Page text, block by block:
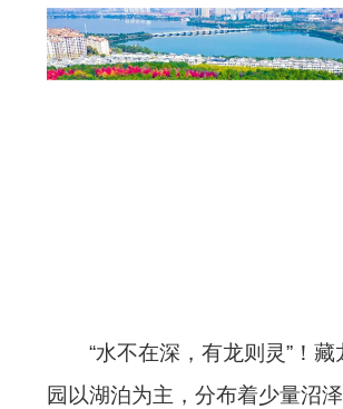
“水不在深，有龙则灵”！
园以湖泊为主，分布着少量沼